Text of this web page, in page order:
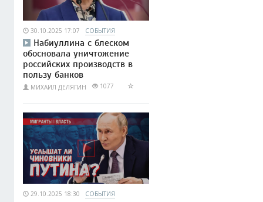
30.10.2025 17:07 СОБЫТИЯ
Набиуллина с блеском
обосновала уничтожение
российских производств в
пользу банков
МИХАИЛ ДЕЛЯГИН 1077
29.10.2025 18:30 СОБЫТИЯ